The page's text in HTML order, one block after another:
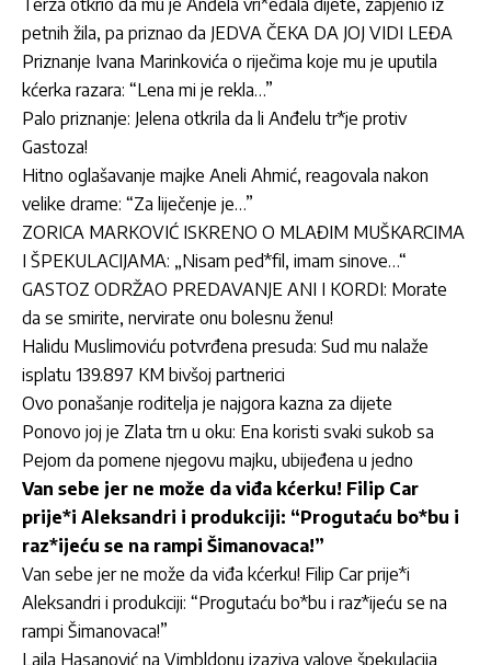
Terza otkrio da mu je Anđela vri*eđala dijete, zapjenio iz
petnih žila, pa priznao da JEDVA ČEKA DA JOJ VIDI LEĐA
Priznanje Ivana Marinkovića o riječima koje mu je uputila
kćerka razara: “Lena mi je rekla…”
Palo priznanje: Jelena otkrila da li Anđelu tr*je protiv
Gastoza!
Hitno oglašavanje majke Aneli Ahmić, reagovala nakon
velike drame: “Za liječenje je…”
ZORICA MARKOVIĆ ISKRENO O MLAĐIM MUŠKARCIMA
I ŠPEKULACIJAMA: „Nisam ped*fil, imam sinove…“
GASTOZ ODRŽAO PREDAVANJE ANI I KORDI: Morate
da se smirite, nervirate onu bolesnu ženu!
Halidu Muslimoviću potvrđena presuda: Sud mu nalaže
isplatu 139.897 KM bivšoj partnerici
Ovo ponašanje roditelja je najgora kazna za dijete
Ponovo joj je Zlata trn u oku: Ena koristi svaki sukob sa
Pejom da pomene njegovu majku, ubijeđena u jedno
Van sebe jer ne može da viđa kćerku! Filip Car
prije*i Aleksandri i produkciji: “Progutaću bo*bu i
raz*ijeću se na rampi Šimanovaca!”
Van sebe jer ne može da viđa kćerku! Filip Car prije*i
Aleksandri i produkciji: “Progutaću bo*bu i raz*ijeću se na
rampi Šimanovaca!”
Laila Hasanović na Vimbldonu izaziva valove špekulacija